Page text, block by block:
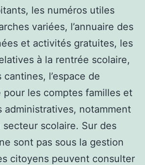
les numéros utiles
variées, l’annuaire des
et activités gratuites, les
à la rentrée scolaire,
l’espace de
les comptes familles et
administratives, notamment
secteur scolaire. Sur des
sont pas sous la gestion
citoyens peuvent consulter